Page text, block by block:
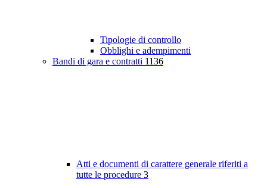
Tipologie di controllo
Obblighi e adempimenti
Bandi di gara e contratti 1136
Atti e documenti di carattere generale riferiti a
tutte le procedure 3